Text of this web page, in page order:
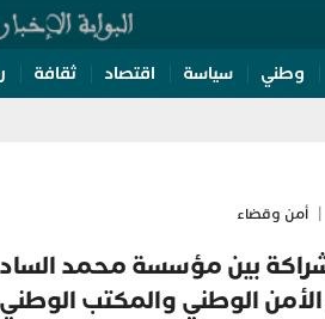
وطني سياسة اقتصاد ثقافة
أمن وقضاء
بين مؤسسة محمد
الوطني والمكتب